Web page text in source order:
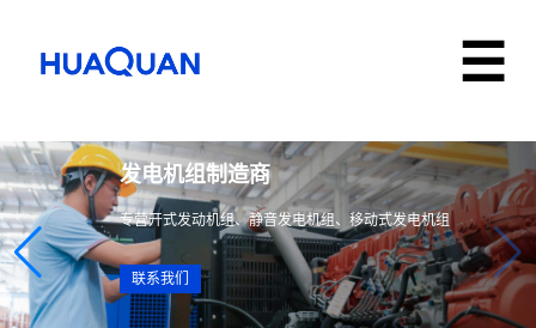
发电机组制造商
专营开式发动机组、静音发电机组、移动式发电机组
联系我们